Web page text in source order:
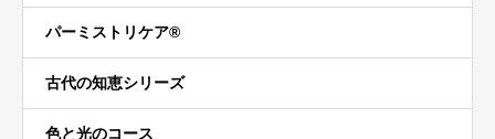
パーミストリケア®︎
古代の知恵シリーズ
色と光のコース